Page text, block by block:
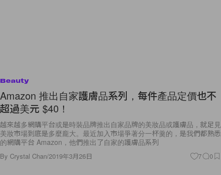
Beauty
Amazon 推出自家護膚品系列，每件產品定價也不
超過美元 $40！
越來越多網購平台或是時裝品牌推出自家品牌的美妝品或護膚品，就足見
美妝市場到底是多麼龐大。最近加入市場爭著分一杯羹的，是我們都熟悉
的網購平台 Amazon，他們推出了自家的護膚品系列
By Crystal Chan/2019年3月26日 7 0